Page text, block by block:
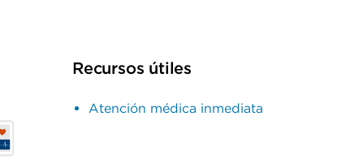
Recursos útiles
Atención médica inmediata